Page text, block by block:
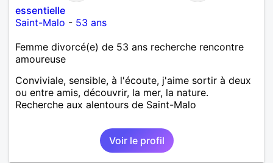
essentielle
Saint-Malo - 53 ans
Femme divorcé(e) de 53 ans recherche rencontre
amoureuse
Conviviale, sensible, à l'écoute, j'aime sortir à deux
ou entre amis, découvrir, la mer, la nature.
Recherche aux alentours de Saint-Malo
Voir le profil